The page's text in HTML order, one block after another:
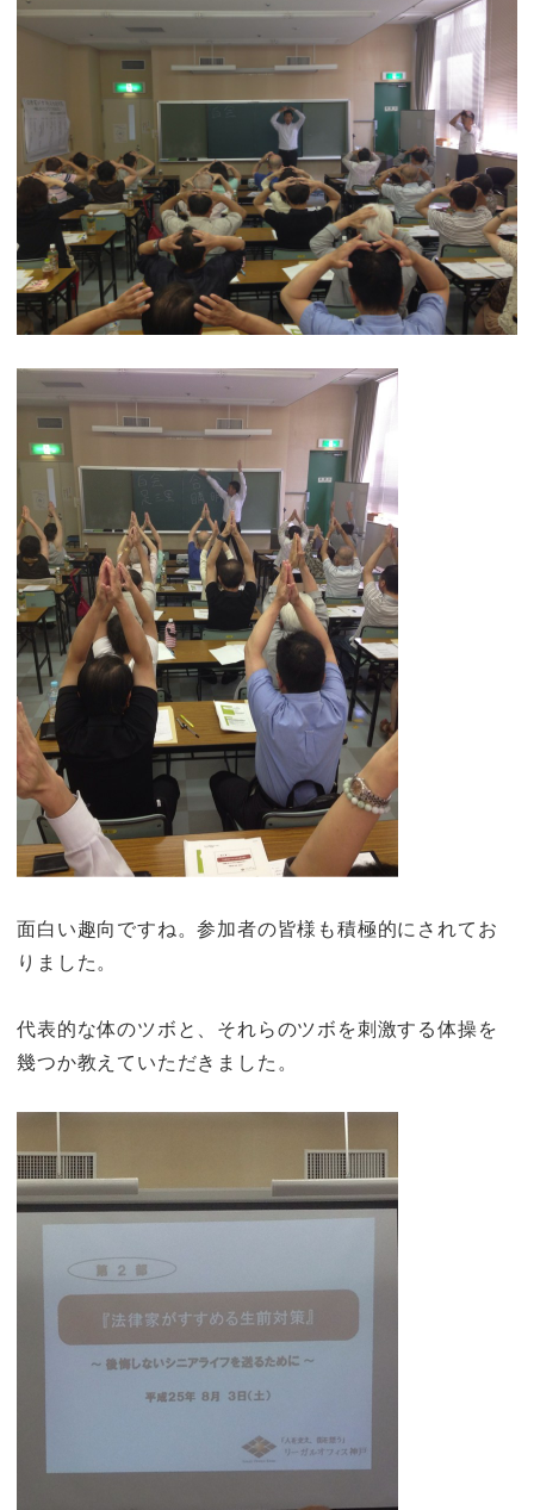
面白い趣向ですね。参加者の皆様も積極的にされてお
りました。
代表的な体のツボと、それらのツボを刺激する体操を
幾つか教えていただきました。